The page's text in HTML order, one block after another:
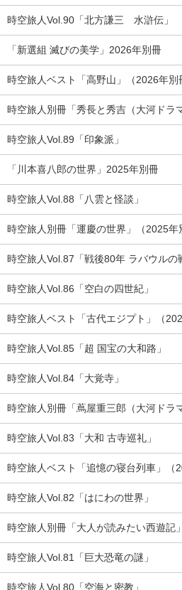
時空旅人Vol.90「北方謙三 水滸伝」
「新選組 滅びの美学」2026年別冊
時空旅人ベスト「高野山」（2026年別
時空旅人別冊「秀長と秀吉（大河ドラ
時空旅人Vol.89「印象派」
「川本喜八郎の世界」2025年別冊
時空旅人Vol.88「八雲と怪談」
時空旅人別冊「運慶の世界」（2025年
時空旅人Vol.87「戦後80年 ラバウルの
時空旅人Vol.86「空白の四世紀」
時空旅人ベスト「古代エジプト」（
時空旅人Vol.85「超 国宝の大和路」
時空旅人Vol.84「大覚寺」
時空旅人別冊「蔦屋重三郎（大河ドラ
時空旅人Vol.83「大和 古寺巡礼」
時空旅人ベスト「追憶の寝台列車」（
時空旅人Vol.82「はにわの世界」
時空旅人別冊「大人が読みたい西遊記
時空旅人Vol.81「巨大恐竜の謎」
時空旅人Vol.80「空海と密教」